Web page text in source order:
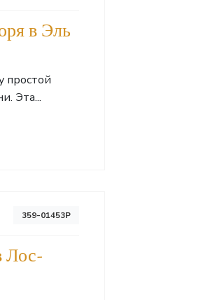
в Эль
простой
Эта...
359-01453P
Лос-